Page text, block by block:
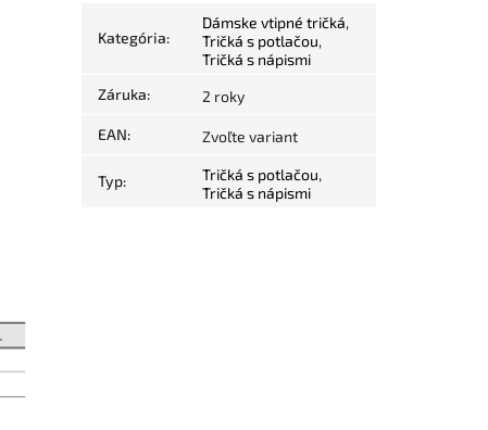
Kategória:
Dámske vtipné tričká,
Tričká s potlačou,
Tričká s nápismi
Záruka: 2 roky
EAN: Zvoľte variant
Typ: Tričká s potlačou,
Tričká s nápismi